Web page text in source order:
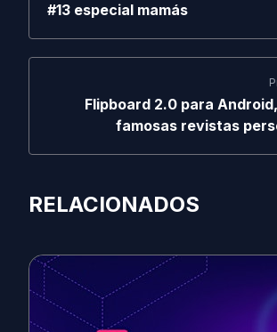
#13 especial mamás
Flipboard 2.0 para
famosas revistas
RELACIONADOS